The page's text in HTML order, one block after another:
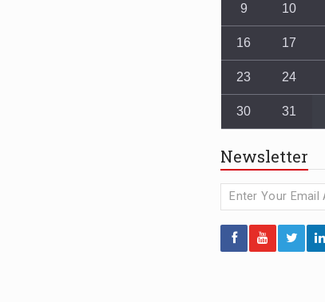
9 10
16 17
23 24
30 31
Newsletter